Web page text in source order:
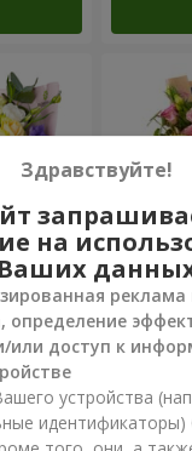
Букет
Здравствуйте!
на
Ваших
реклама
определение
или доступ к
устройства
идентификаторы)